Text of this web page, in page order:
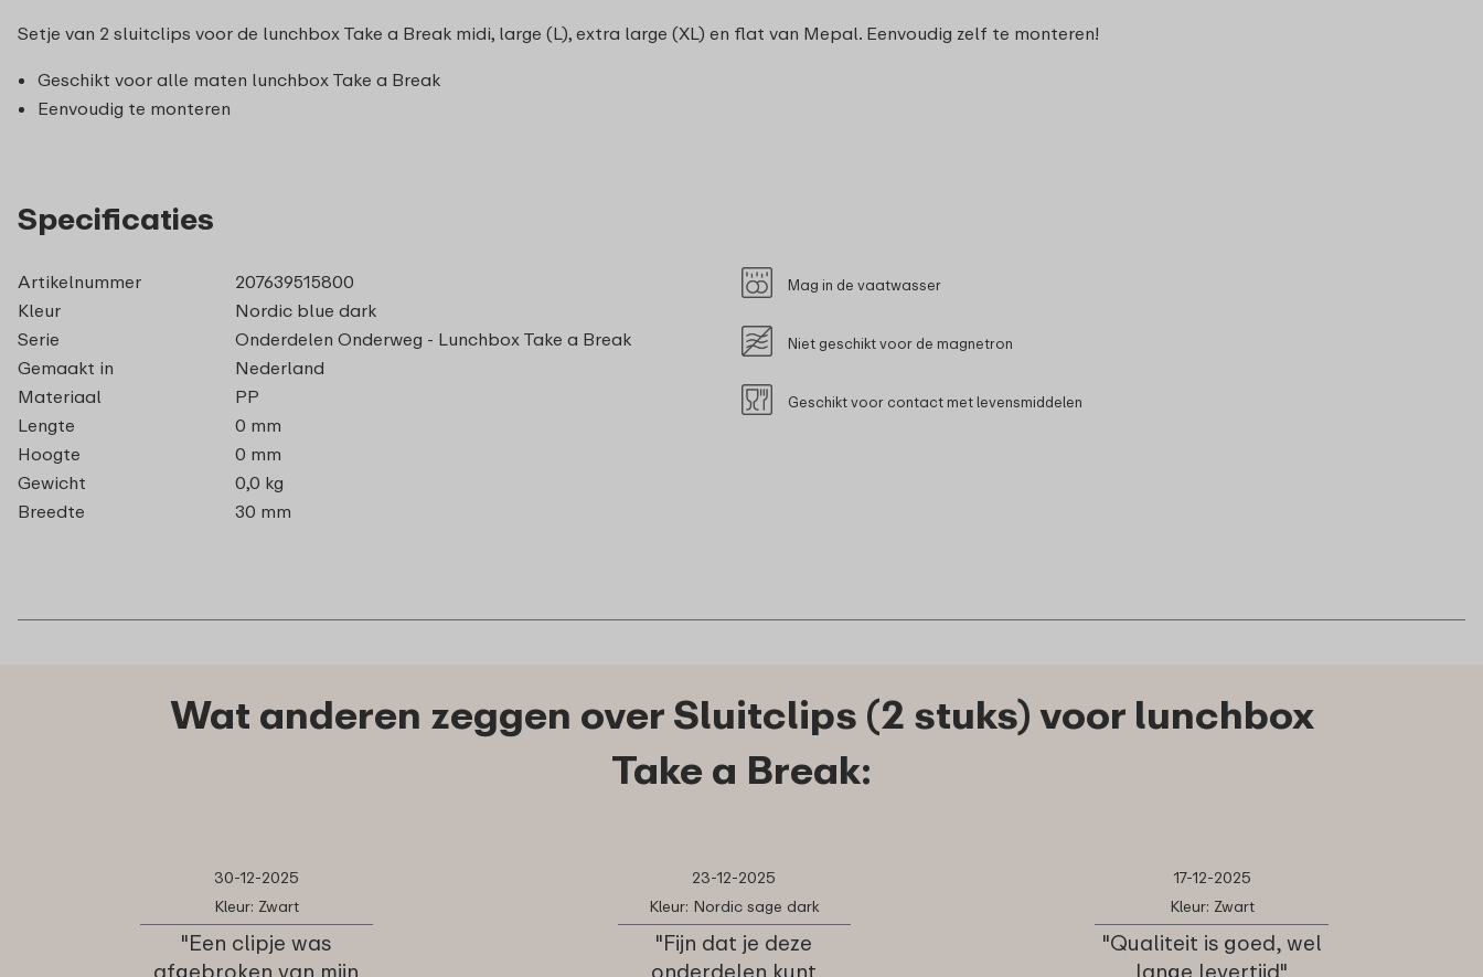
Setje van 2 sluitclips voor de lunchbox Take a Break midi, large (L), extra large (XL) en flat van Mepal. Eenvoudig zelf te monteren!
Geschikt voor alle maten lunchbox Take a Break
Eenvoudig te monteren
Specificaties
Artikelnummer
207639515800
Kleur
Nordic blue dark
Serie
Onderdelen Onderweg - Lunchbox Take a Break
Gemaakt in
Nederland
Materiaal
PP
Lengte
0 mm
Hoogte
0 mm
Gewicht
0,0 kg
Breedte
30 mm
Mag in de vaatwasser
Niet geschikt voor de magnetron
Geschikt voor contact met levensmiddelen
Wat anderen zeggen over Sluitclips (2 stuks) voor lunchbox
Take a Break:
30-12-2025
Kleur: Zwart
"Een clipje was
afgebroken van mijn
23-12-2025
Kleur: Nordic sage dark
"Fijn dat je deze
onderdelen kunt
17-12-2025
Kleur: Zwart
"Qualiteit is goed, wel
lange levertijd"